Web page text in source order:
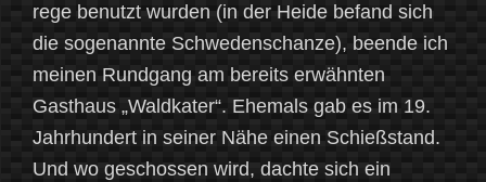
rege benutzt wurden (in der Heide befand sich
die sogenannte Schwedenschanze), beende ich
meinen Rundgang am bereits erwähnten
Gasthaus „Waldkater“. Ehemals gab es im 19.
Jahrhundert in seiner Nähe einen Schießstand.
Und wo geschossen wird, dachte sich ein